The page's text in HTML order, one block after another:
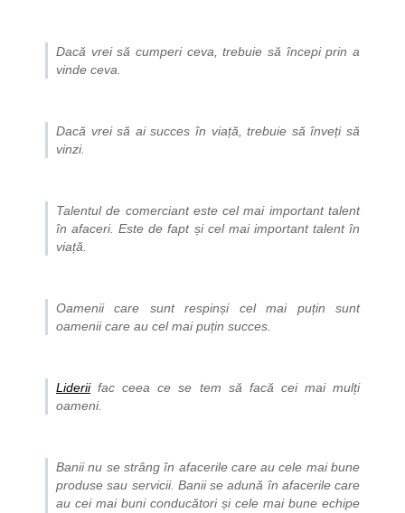
Dacă vrei să cumperi ceva, trebuie să începi prin a
vinde ceva.
Dacă vrei să ai succes în viață, trebuie să înveți să
vinzi.
Talentul de comerciant este cel mai important talent
în afaceri. Este de fapt și cel mai important talent în
viață.
Oamenii care sunt respinși cel mai puțin sunt
oamenii care au cel mai puțin succes.
Lideriifac ceea ce se tem să facă cei mai mulți
oameni.
Banii nu se strâng în afacerile care au cele mai bune
produse sau servicii. Banii se adună în afacerile care
au cei mai buni conducători și cele mai bune echipe